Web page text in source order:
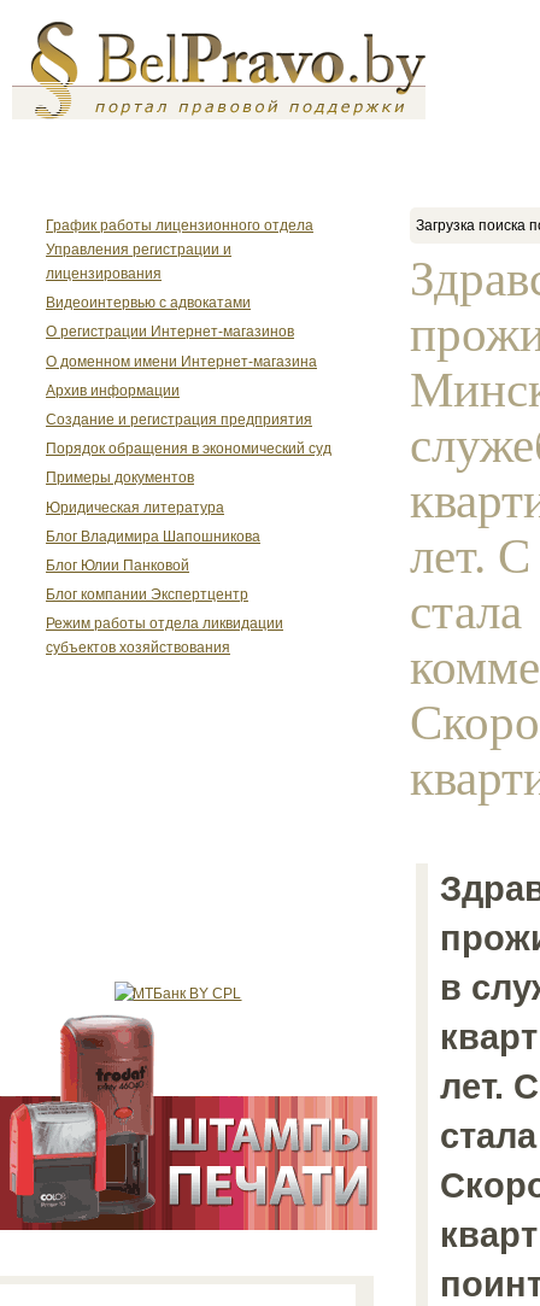
График работы лицензионного отдела
Управления регистрации и
лицензирования
Видеоинтервью с адвокатами
О регистрации Интернет-магазинов
О доменном имени Интернет-магазина
Архив информации
Создание и регистрация предприятия
Порядок обращения в экономический суд
Примеры документов
Юридическая литература
Блог Владимира Шапошникова
Блог Юлии Панковой
Блог компании Экспертцентр
Режим работы отдела ликвидации
субъектов хозяйствования
Загрузка поиска
лет.
стала
в
лет.